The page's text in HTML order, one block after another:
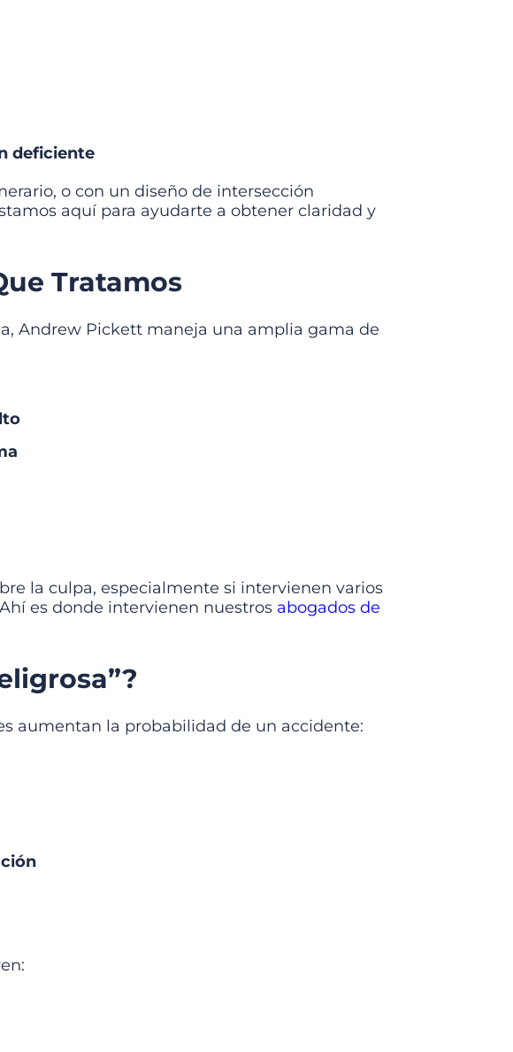
deficiente
o con un diseño de intersección
aquí para ayudarte a obtener claridad y
Tratamos
Andrew Pickett maneja una amplia gama de
la culpa, especialmente si intervienen varios
es donde intervienen nuestros abogados de
aumentan la probabilidad de un accidente: